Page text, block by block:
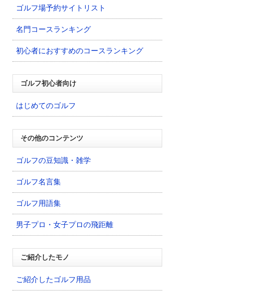
ゴルフ場予約サイトリスト
名門コースランキング
初心者におすすめのコースランキング
ゴルフ初心者向け
はじめてのゴルフ
その他のコンテンツ
ゴルフの豆知識・雑学
ゴルフ名言集
ゴルフ用語集
男子プロ・女子プロの飛距離
ご紹介したモノ
ご紹介したゴルフ用品